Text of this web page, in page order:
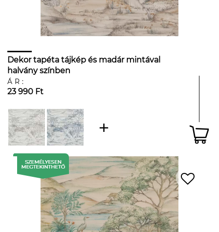
Dekor tapéta tájkép és madár mintával
halvány színben
ÁR:
23 990 Ft